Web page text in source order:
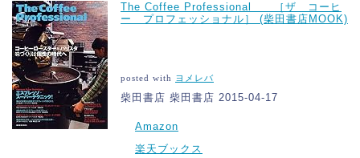
The Coffee Professional ［ザ コーヒ
ー プロフェッショナル］ (柴田書店MOOK)
posted with ヨメレバ
柴田書店 柴田書店 2015-04-17
Amazon
楽天ブックス